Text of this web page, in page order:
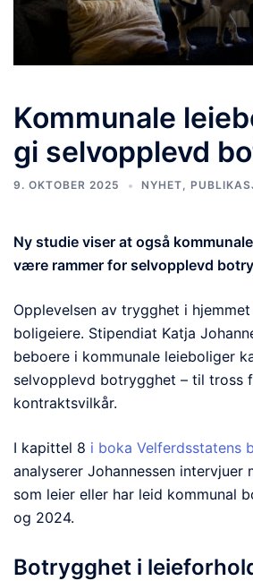
Kommunale
gi selvopplevd
9. OKTOBER 2025 NYHET,
Ny studie viser at også
være rammer for selvopplevd
Opplevelsen av trygghet i
boligeiere. Stipendiat Katja
beboere i kommunale leieboliger
selvopplevd botrygghet – til tross
kontraktsvilkår.
I kapittel 8 i boka Velferdsstatens
analyserer Johannessen intervjuer
som leier eller har leid kommunal
og 2024.
Botrygghet i